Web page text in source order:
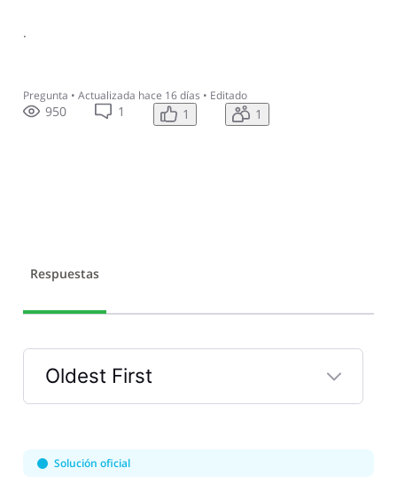
.
Pregunta • Actualizada hace 16 días • Editado
950 1 1 1
Respuestas
Oldest First
Selected
First
Solución oficial